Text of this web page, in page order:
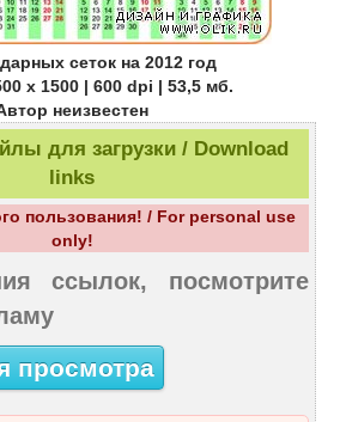
сеток на 2012 год
x 1500 | 600 dpi | 53,5 мб.
неизвестен
для загрузки / Download
links
пользования! / For personal use
only!
ссылок, посмотрите
просмотра